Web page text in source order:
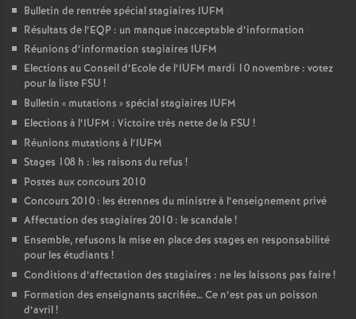
Bulletin de rentrée spécial stagiaires IUFM
Résultats de l’EQP : un manque inacceptable d’information
Réunions d’information stagiaires IUFM
Elections au Conseil d’Ecole de l’IUFM mardi 10 novembre : votez
pour la liste FSU !
Bulletin « mutations » spécial stagiaires IUFM
Elections à l’IUFM : Victoire très nette de la FSU !
Réunions mutations à l’IUFM
Stages 108 h : les raisons du refus !
Postes aux concours 2010
Concours 2010 : les étrennes du ministre à l’enseignement privé
Affectation des stagiaires 2010 : le scandale!
Ensemble, refusons la mise en place des stages en responsabilité
pour les étudiants !
Conditions d’affectation des stagiaires : ne les laissons pas faire!
Formation des enseignants sacrifiée… Ce n’est pas un poisson
d’avril!